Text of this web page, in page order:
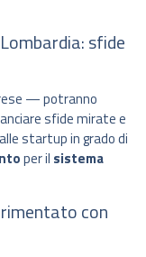
sfide
— potranno
sfide mirate e
startup in grado di
per il sistema
con